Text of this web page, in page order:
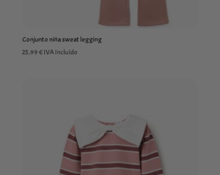
Conjunto niña sweat legging
25,99€IVA Incluído